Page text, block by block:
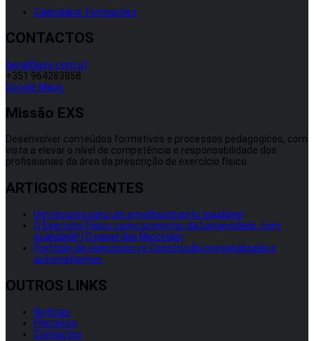
Calendário: Formações
CONTACTOS
geral@exs.com.pt
+351 964283858
Google Maps
Missão EXS
Desenvolver conteúdos formativos e processos pedagógicos, com
vista a elevar o nível de competência e responsabilidade dos
profissionais da área da prescrição de exercício físico.
ARTIGOS RECENTES
Um recurso para um envelhecimento saudável
O Exercício Físico como promotor da Longevidade, com
qualidade! (O papel das Miocinas)
Portfolio de exercícios vs Construção personalizada e
automatismos.
OUTROS LINKS
Notícias
Parceiros
Contactos